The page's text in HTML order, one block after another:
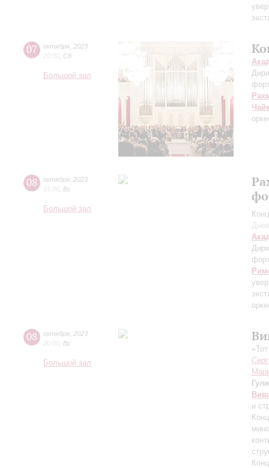
07 октября 2023
20:00 Сб
Большой зал
08 октября 2023
15:00 Вс
Большой зал
08 октября 2023
20:00 Вс
Большой зал
и